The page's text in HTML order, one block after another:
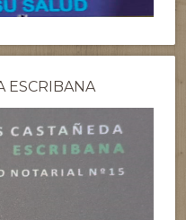
ESCRIBANA